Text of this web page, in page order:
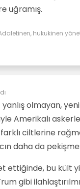
uğramış.
hukukinen
olmayan,
Amerikalı
ciltlerine
daha da
ettiğinde, bu kült
gibi